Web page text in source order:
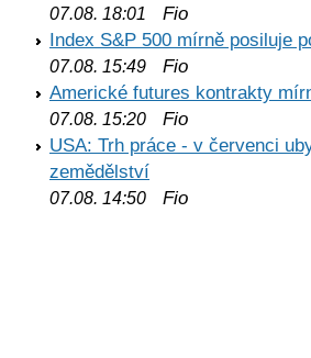
07.08. 18:01
Fio
Index S&P 500 mírně posiluje
07.08. 15:49 Fio
Americké futures kontrakty
07.08. 15:20 Fio
USA: Trh práce - v červenci
zemědělství
07.08. 14:50 Fio